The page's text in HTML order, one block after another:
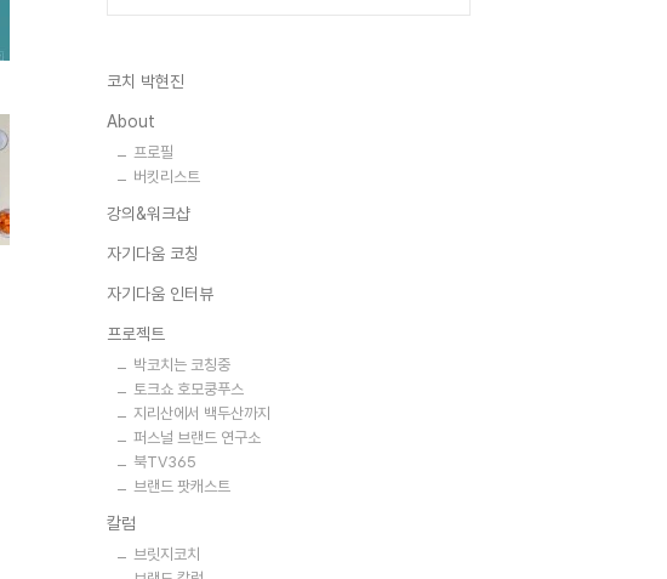
코치 박현진
About
프로필
버킷리스트
강의&워크샵
자기다움 코칭
자기다움 인터뷰
프로젝트
박코치는 코칭중
토크쇼 호모쿵푸스
지리산에서 백두산까지
퍼스널 브랜드 연구소
북TV365
브랜드 팟캐스트
칼럼
브릿지코치